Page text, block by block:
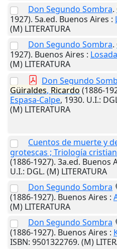
Don Segundo Sombra.
1927). 5a.ed. Buenos Aires :
(M) LITERATURA
Don Segundo Sombra.
1927). Buenos Aires : Losada
(M) LITERATURA
Don Segundo
Güiraldes, Ricardo (1886-
Espasa-Calpe, 1930. U.I.:
(M) LITERATURA
Cuentos de muerte y
grotescas ; Triología
(1886-1927). 3a.ed. Buenos
U.I.: DGL. (M) LITERATURA
Don Segundo Sombra
(1886-1927). Buenos Aires :
(M) LITERATURA
Don Segundo Sombra
(1886-1927). Buenos Aires :
ISBN: 9501322769. (M)